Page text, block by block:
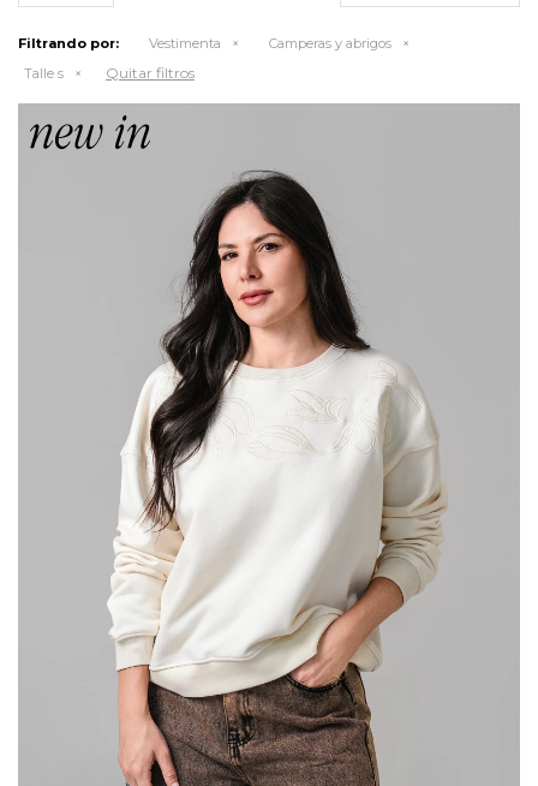
Filtrando por: Vestimenta
Camperas y abrigos
Talle s
Quitar filtros